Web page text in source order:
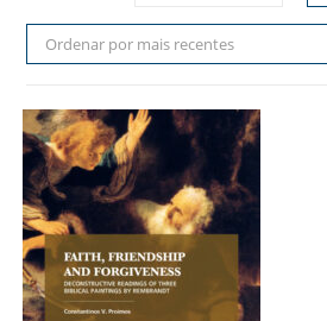
Ordenar por mais recentes